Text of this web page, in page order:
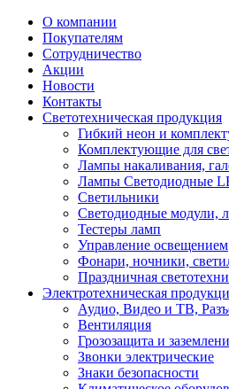
О компании
Покупателям
Сотрудничество
Акции
Новости
Контакты
Светотехническая продукция
Гибкий неон и
Комплектующие для
Лампы накаливания,
Лампы Светодиодные
Светильники
Светодиодные модули,
Тестеры ламп
Управление освещением
Фонари, ночники,
Праздничная
Электротехническая
Аудио, Видео и ТВ,
Вентиляция
Грозозащита и
Звонки электрические
Знаки безопасности